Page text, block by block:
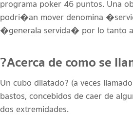
programa poker 46 puntos. Una
podri�an mover denomina
�generala servida� por lo tanto
?Acerca de como se
Un cubo dilatado? (a veces
bastos, concebidos de caer de
dos extremidades.